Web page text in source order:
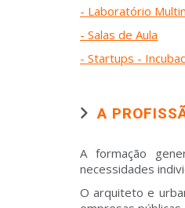
- Laboratório
- Salas de Aula
- Startups -
A
A formação
necessidades
O arquiteto e